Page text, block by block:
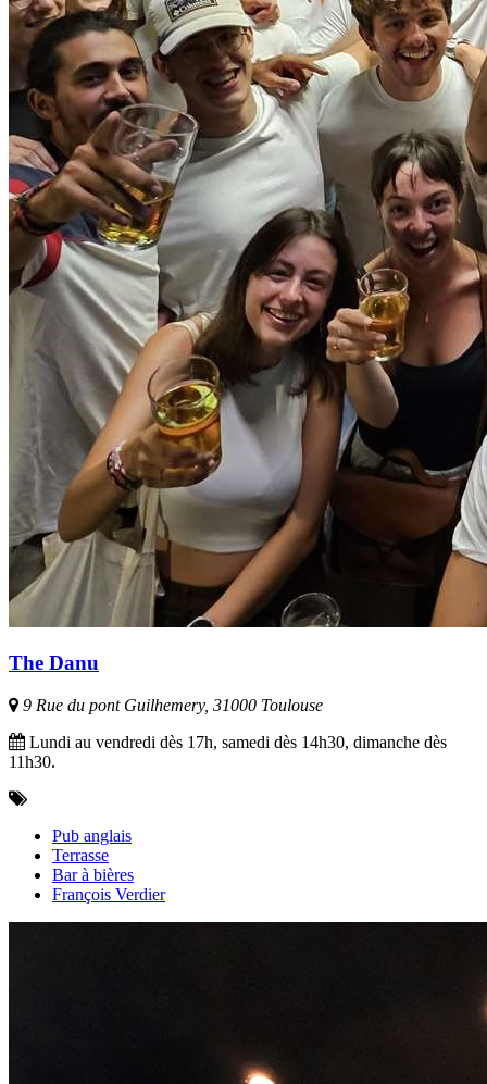
The Danu
9 Rue du pont Guilhemery, 31000 Toulouse
Lundi au vendredi dès 17h, samedi dès 14h30, dimanche dès
11h30.
Pub anglais
Terrasse
Bar à bières
François Verdier